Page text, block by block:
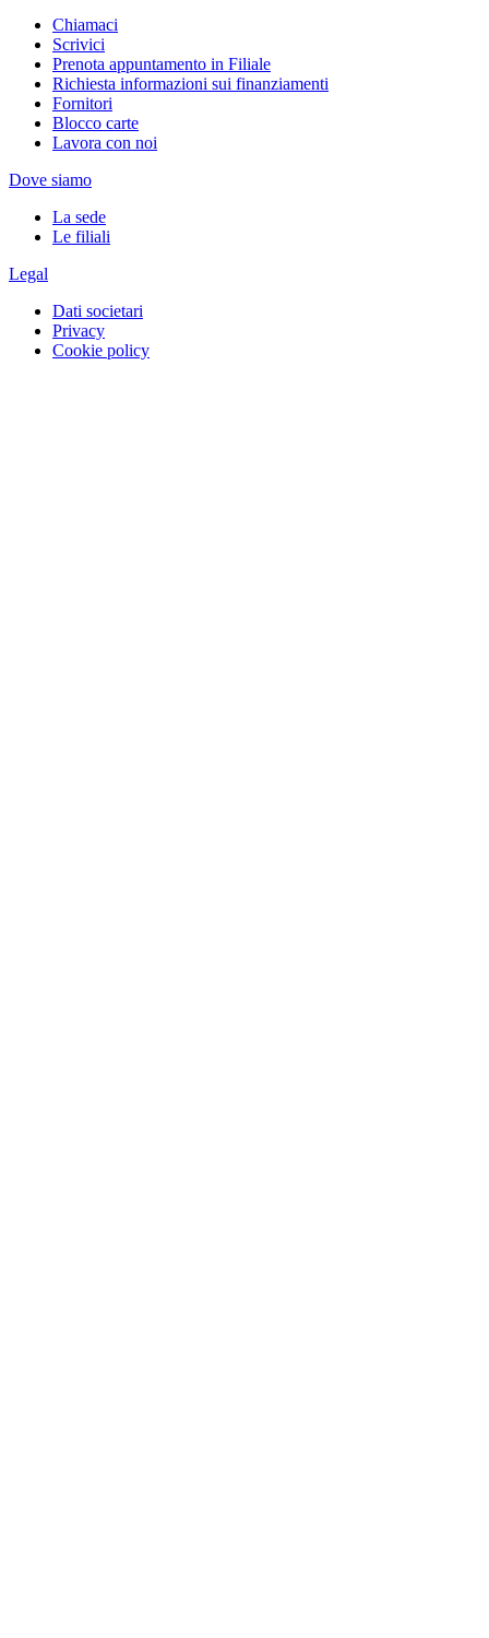
Chiamaci
Scrivici
Prenota appuntamento in Filiale
Richiesta informazioni sui finanziamenti
Fornitori
Blocco carte
Lavora con noi
Dove siamo
La sede
Le filiali
Legal
Dati societari
Privacy
Cookie policy